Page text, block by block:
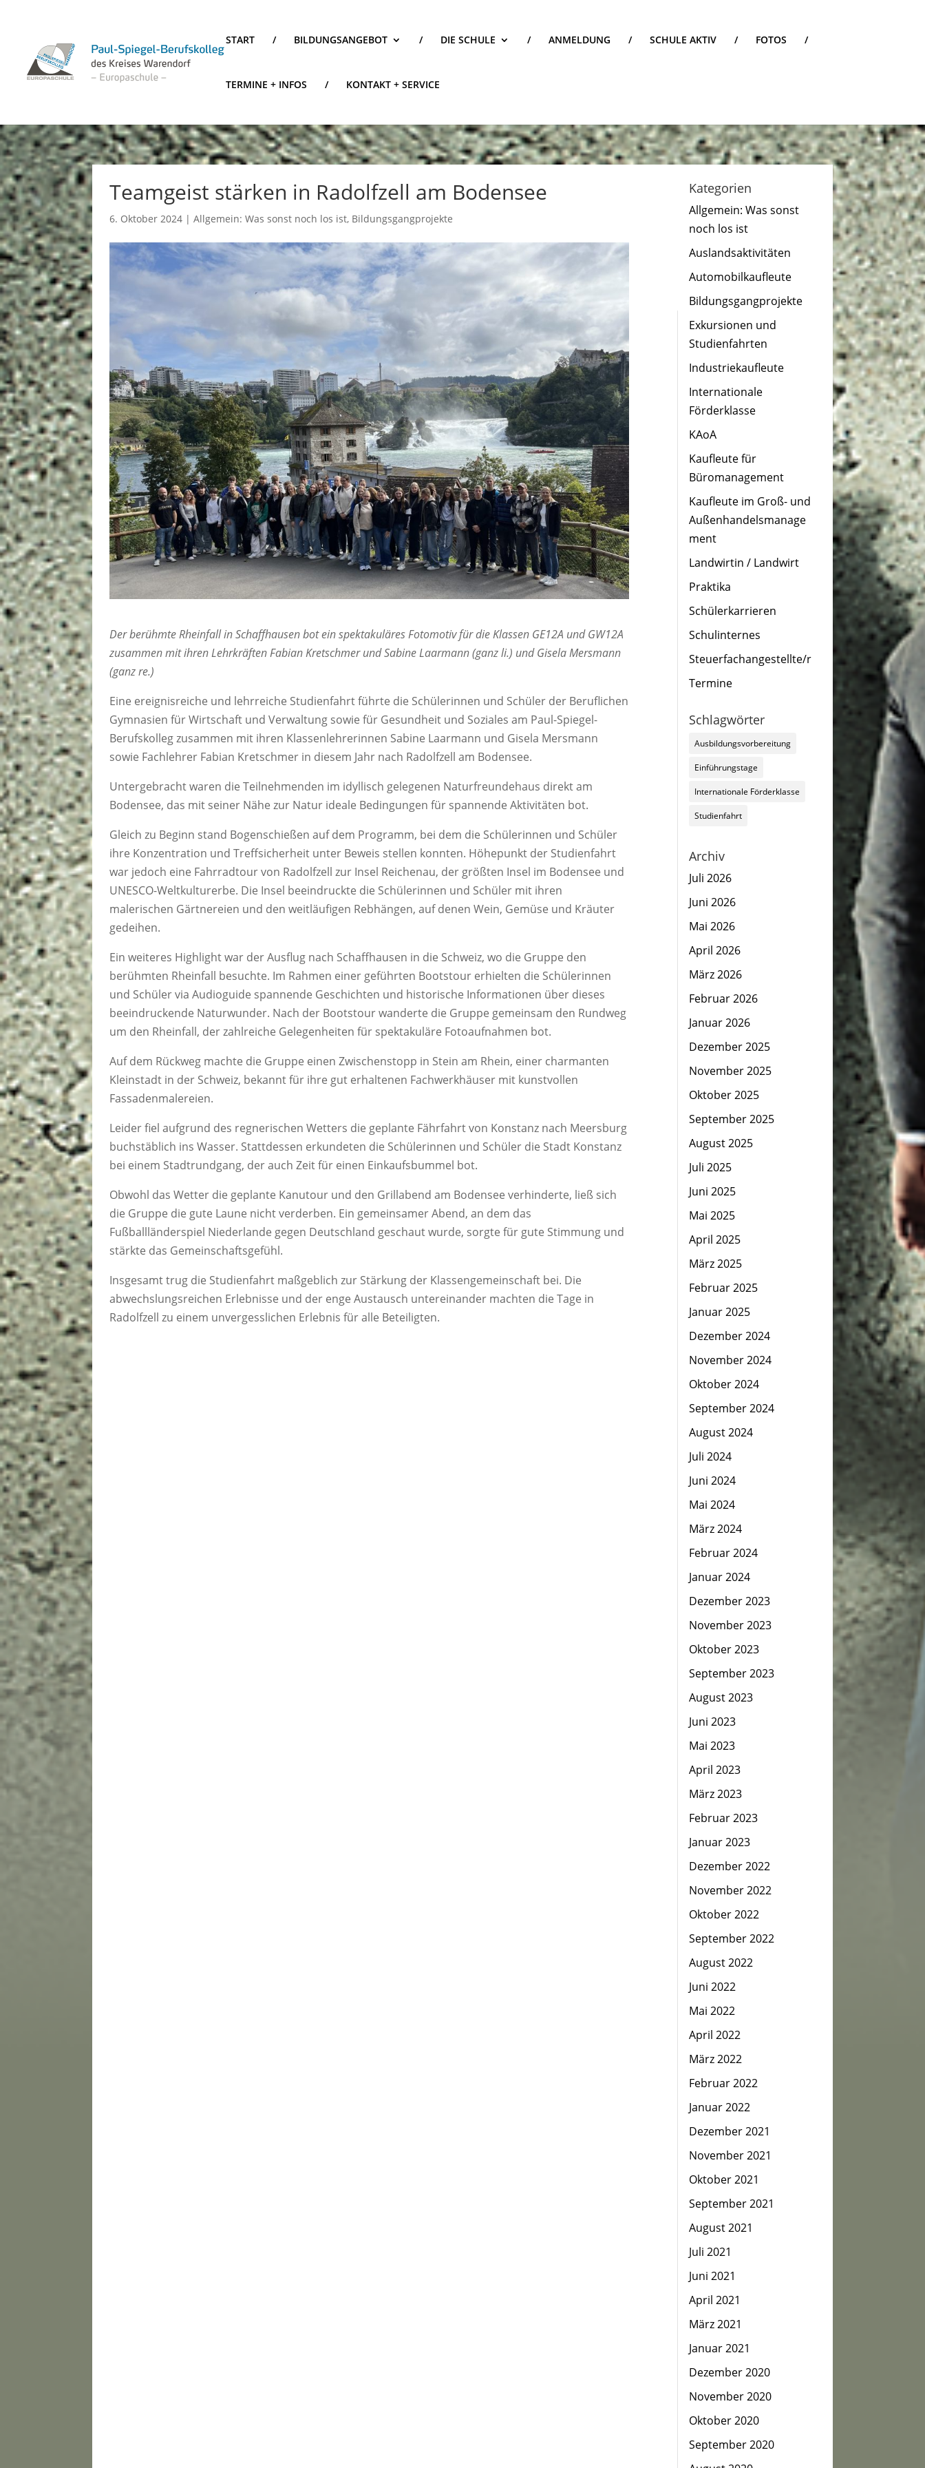
START / BILDUNGSANGEBOT / DIE SCHULE / ANMELDUNG / SCHULE AKTIV / FOTOS /
TERMINE + INFOS / KONTAKT + SERVICE
Teamgeist stärken in Radolfzell am Bodensee
6. Oktober 2024 |Allgemein: Was sonst noch los ist, Bildungsgangprojekte
Der berühmte Rheinfall in Schaffhausen bot ein spektakuläres Fotomotiv für die Klassen GE12A und GW12A
zusammen mit ihren Lehrkräften Fabian Kretschmer und Sabine Laarmann (ganz li.) und Gisela Mersmann
(ganz re.)
Eine ereignisreiche und lehrreiche Studienfahrt führte die Schülerinnen und Schüler der Beruflichen
Gymnasien für Wirtschaft und Verwaltung sowie für Gesundheit und Soziales am Paul-Spiegel-
Berufskolleg zusammen mit ihren Klassenlehrerinnen Sabine Laarmann und Gisela Mersmann
sowie Fachlehrer Fabian Kretschmer in diesem Jahr nach Radolfzell am Bodensee.
Untergebracht waren die Teilnehmenden im idyllisch gelegenen Naturfreundehaus direkt am
Bodensee, das mit seiner Nähe zur Natur ideale Bedingungen für spannende Aktivitäten bot.
Gleich zu Beginn stand Bogenschießen auf dem Programm, bei dem die Schülerinnen und Schüler
ihre Konzentration und Treffsicherheit unter Beweis stellen konnten. Höhepunkt der Studienfahrt
war jedoch eine Fahrradtour von Radolfzell zur Insel Reichenau, der größten Insel im Bodensee und
UNESCO-Weltkulturerbe. Die Insel beeindruckte die Schülerinnen und Schüler mit ihren
malerischen Gärtnereien und den weitläufigen Rebhängen, auf denen Wein, Gemüse und Kräuter
gedeihen.
Ein weiteres Highlight war der Ausflug nach Schaffhausen in die Schweiz, wo die Gruppe den
berühmten Rheinfall besuchte. Im Rahmen einer geführten Bootstour erhielten die Schülerinnen
und Schüler via Audioguide spannende Geschichten und historische Informationen über dieses
beeindruckende Naturwunder. Nach der Bootstour wanderte die Gruppe gemeinsam den Rundweg
um den Rheinfall, der zahlreiche Gelegenheiten für spektakuläre Fotoaufnahmen bot.
Auf dem Rückweg machte die Gruppe einen Zwischenstopp in Stein am Rhein, einer charmanten
Kleinstadt in der Schweiz, bekannt für ihre gut erhaltenen Fachwerkhäuser mit kunstvollen
Fassadenmalereien.
Leider fiel aufgrund des regnerischen Wetters die geplante Fährfahrt von Konstanz nach Meersburg
buchstäblich ins Wasser. Stattdessen erkundeten die Schülerinnen und Schüler die Stadt Konstanz
bei einem Stadtrundgang, der auch Zeit für einen Einkaufsbummel bot.
Obwohl das Wetter die geplante Kanutour und den Grillabend am Bodensee verhinderte, ließ sich
die Gruppe die gute Laune nicht verderben. Ein gemeinsamer Abend, an dem das
Fußballländerspiel Niederlande gegen Deutschland geschaut wurde, sorgte für gute Stimmung und
stärkte das Gemeinschaftsgefühl.
Insgesamt trug die Studienfahrt maßgeblich zur Stärkung der Klassengemeinschaft bei. Die
abwechslungsreichen Erlebnisse und der enge Austausch untereinander machten die Tage in
Radolfzell zu einem unvergesslichen Erlebnis für alle Beteiligten.
Kategorien
Allgemein: Was sonst
noch los ist
Auslandsaktivitäten
Automobilkaufleute
Bildungsgangprojekte
Exkursionen und
Studienfahrten
Industriekaufleute
Internationale
Förderklasse
KAoA
Kaufleute für
Büromanagement
Kaufleute im Groß- und
Außenhandelsmanage
ment
Landwirtin / Landwirt
Praktika
Schülerkarrieren
Schulinternes
Steuerfachangestellte/r
Termine
Schlagwörter
Ausbildungsvorbereitung
Einführungstage
Internationale Förderklasse
Studienfahrt
Archiv
Juli 2026
Juni 2026
Mai 2026
April 2026
März 2026
Februar 2026
Januar 2026
Dezember 2025
November 2025
Oktober 2025
September 2025
August 2025
Juli 2025
Juni 2025
Mai 2025
April 2025
März 2025
Februar 2025
Januar 2025
Dezember 2024
November 2024
Oktober 2024
September 2024
August 2024
Juli 2024
Juni 2024
Mai 2024
März 2024
Februar 2024
Januar 2024
Dezember 2023
November 2023
Oktober 2023
September 2023
August 2023
Juni 2023
Mai 2023
April 2023
März 2023
Februar 2023
Januar 2023
Dezember 2022
November 2022
Oktober 2022
September 2022
August 2022
Juni 2022
Mai 2022
April 2022
März 2022
Februar 2022
Januar 2022
Dezember 2021
November 2021
Oktober 2021
September 2021
August 2021
Juli 2021
Juni 2021
April 2021
März 2021
Januar 2021
Dezember 2020
November 2020
Oktober 2020
September 2020